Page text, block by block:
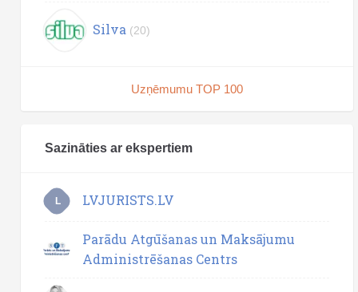
Silva (20)
Uzņēmumu TOP 100
Sazināties ar ekspertiem
L LVJURISTS.LV
Parādu Atgūšanas un Maksājumu
Administrēšanas Centrs